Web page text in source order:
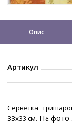
Опис
Артикул
Серветка
33х33 см. На фото